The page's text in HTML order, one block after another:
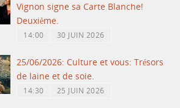
Vignon signe sa Carte Blanche!
Deuxième.
14:00 30 JUIN 2026
25/06/2026: Culture et vous: Trésors
de laine et de soie.
14:30 25 JUIN 2026